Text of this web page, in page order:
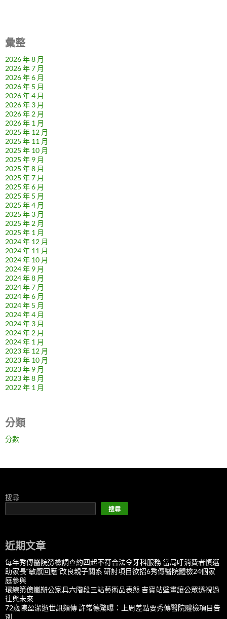
彙整
2026 年 8 月
2026 年 7 月
2026 年 6 月
2026 年 5 月
2026 年 4 月
2026 年 3 月
2026 年 2 月
2026 年 1 月
2025 年 12 月
2025 年 11 月
2025 年 10 月
2025 年 9 月
2025 年 8 月
2025 年 7 月
2025 年 6 月
2025 年 5 月
2025 年 4 月
2025 年 3 月
2025 年 2 月
2025 年 1 月
2024 年 12 月
2024 年 11 月
2024 年 10 月
2024 年 9 月
2024 年 8 月
2024 年 7 月
2024 年 6 月
2024 年 5 月
2024 年 4 月
2024 年 3 月
2024 年 2 月
2024 年 1 月
2023 年 12 月
2023 年 10 月
2023 年 9 月
2023 年 8 月
2022 年 1 月
分類
分數
搜尋
搜尋
近期文章
每年秀傳醫院勞檢調查約四起不符合法令牙科服務 當局吁消費者慎選
助家長“敏感回應”改良親子關系 研討項目欲招6秀傳醫院體檢24個家
庭參與
環線第億嵐辦公家具六階段三站藝術品表態 吉寶站壁畫讓公眾透視過
往與未來
72歲陳盈潔逝世訊頻傳 許常德驚曝：上周差點要秀傳醫院體檢項目告
別